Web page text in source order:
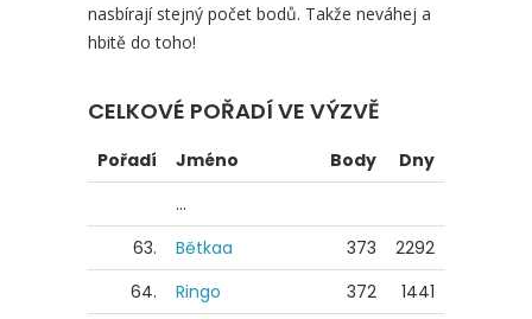
nasbírají stejný počet bodů. Takže neváhej a
hbitě do toho!
CELKOVÉ POŘADÍ VE VÝZVĚ
Pořadí Jméno Body
Dny
...
63.
Bětkaa 373
2292
64.
Ringo 372 1441